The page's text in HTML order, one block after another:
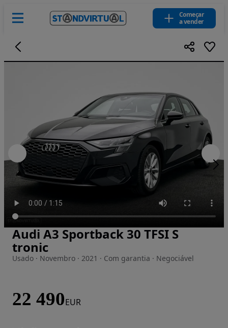
Começar
a vender
Imagem 1 de 45
Audi A3 Sportback 30 TFSI S
tronic
Usado · Novembro · 2021 · Com garantia · Negociável
22 490EUR